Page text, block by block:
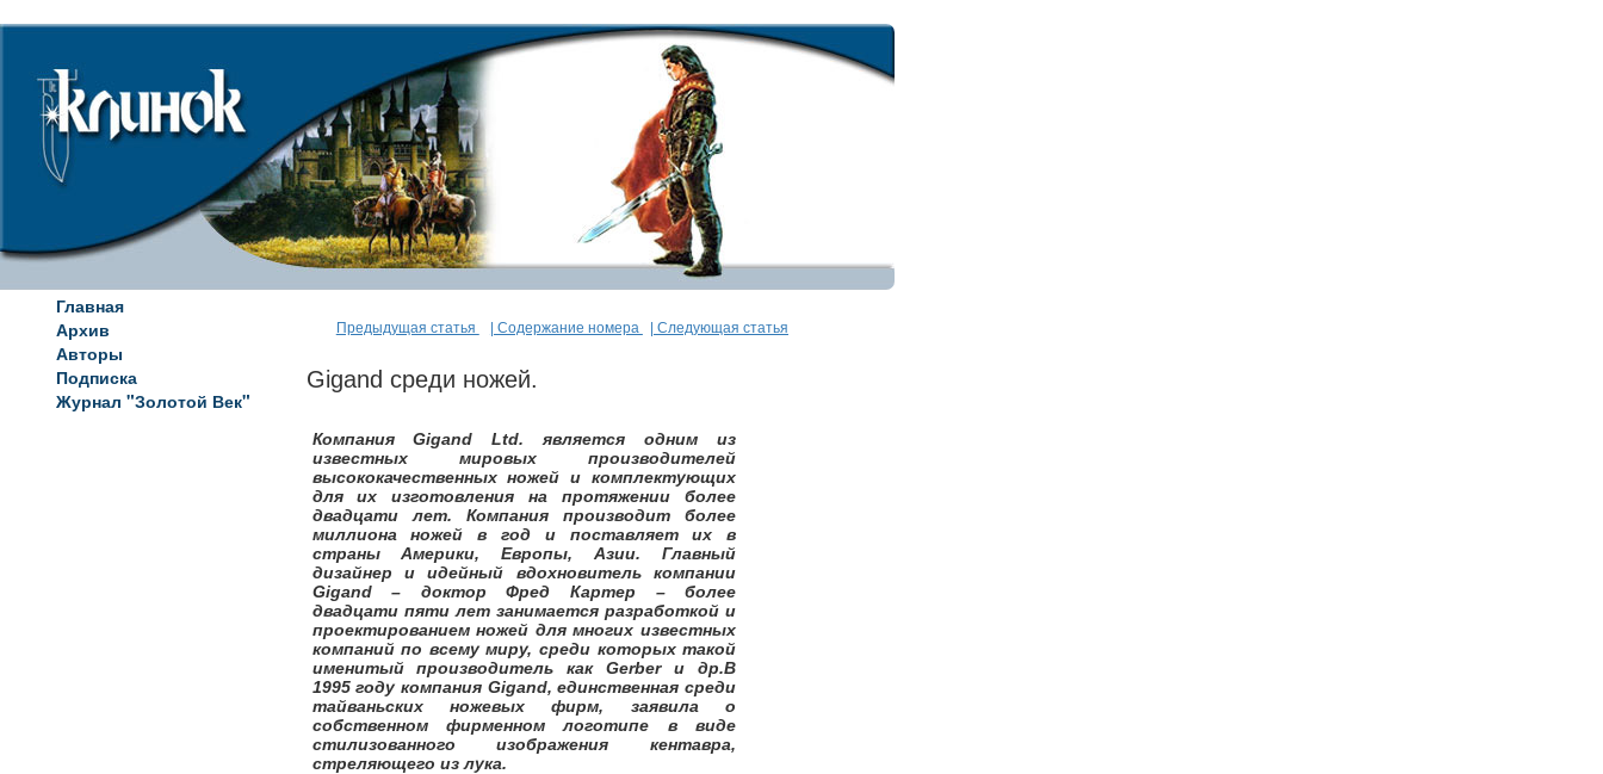
Главная
Архив
Авторы
Подписка
Журнал "Золотой Век"
Предыдущая статья | Содержание номера | Следующая статья
Gigand среди ножей.
Компания Gigand Ltd. является одним из
известных мировых производителей
высококачественных ножей и комплектующих
для их изготовления на протяжении более
двадцати лет. Компания производит более
миллиона ножей в год и поставляет их в
страны Америки, Европы, Азии. Главный
дизайнер и идейный вдохновитель компании
Gigand – доктор Фред Картер – более
двадцати пяти лет занимается разработкой и
проектированием ножей для многих известных
компаний по всему миру, среди которых такой
именитый производитель как Gerber и др.В
1995 году компания Gigand, единственная среди
тайваньских ножевых фирм, заявила о
собственном фирменном логотипе в виде
стилизованного изображения кентавра,
стреляющего из лука.